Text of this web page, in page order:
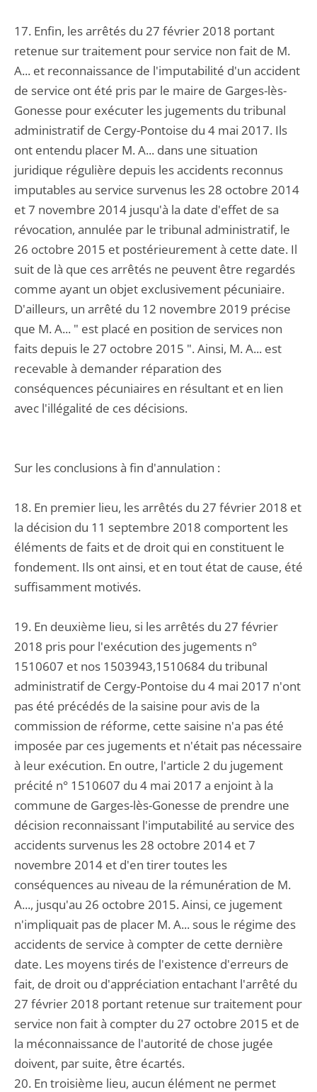
17. Enfin, les arrêtés du 27 février 2018 portant
retenue sur traitement pour service non fait de M.
A... et reconnaissance de l'imputabilité d'un accident
de service ont été pris par le maire de Garges-lès-
Gonesse pour exécuter les jugements du tribunal
administratif de Cergy-Pontoise du 4 mai 2017. Ils
ont entendu placer M. A... dans une situation
juridique régulière depuis les accidents reconnus
imputables au service survenus les 28 octobre 2014
et 7 novembre 2014 jusqu'à la date d'effet de sa
révocation, annulée par le tribunal administratif, le
26 octobre 2015 et postérieurement à cette date. Il
suit de là que ces arrêtés ne peuvent être regardés
comme ayant un objet exclusivement pécuniaire.
D'ailleurs, un arrêté du 12 novembre 2019 précise
que M. A... " est placé en position de services non
faits depuis le 27 octobre 2015 ". Ainsi, M. A... est
recevable à demander réparation des
conséquences pécuniaires en résultant et en lien
avec l'illégalité de ces décisions.
Sur les conclusions à fin d'annulation :
18. En premier lieu, les arrêtés du 27 février 2018 et
la décision du 11 septembre 2018 comportent les
éléments de faits et de droit qui en constituent le
fondement. Ils ont ainsi, et en tout état de cause, été
suffisamment motivés.
19. En deuxième lieu, si les arrêtés du 27 février
2018 pris pour l'exécution des jugements n°
1510607 et nos 1503943,1510684 du tribunal
administratif de Cergy-Pontoise du 4 mai 2017 n'ont
pas été précédés de la saisine pour avis de la
commission de réforme, cette saisine n'a pas été
imposée par ces jugements et n'était pas nécessaire
à leur exécution. En outre, l'article 2 du jugement
précité n° 1510607 du 4 mai 2017 a enjoint à la
commune de Garges-lès-Gonesse de prendre une
décision reconnaissant l'imputabilité au service des
accidents survenus les 28 octobre 2014 et 7
novembre 2014 et d'en tirer toutes les
conséquences au niveau de la rémunération de M.
A..., jusqu'au 26 octobre 2015. Ainsi, ce jugement
n'impliquait pas de placer M. A... sous le régime des
accidents de service à compter de cette dernière
date. Les moyens tirés de l'existence d'erreurs de
fait, de droit ou d'appréciation entachant l'arrêté du
27 février 2018 portant retenue sur traitement pour
service non fait à compter du 27 octobre 2015 et de
la méconnaissance de l'autorité de chose jugée
doivent, par suite, être écartés.
20. En troisième lieu, aucun élément ne permet